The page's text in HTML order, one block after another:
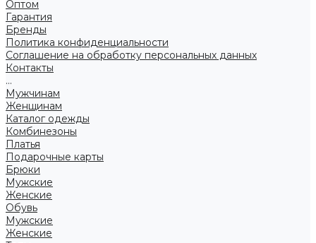
Оптом
Гарантия
Бренды
Политика конфиденциальности
Соглашение на обработку персональных данных
Контакты
...
Мужчинам
Женщинам
Каталог одежды
Комбинезоны
Платья
Подарочные карты
Брюки
Мужские
Женские
Обувь
Мужские
Женские